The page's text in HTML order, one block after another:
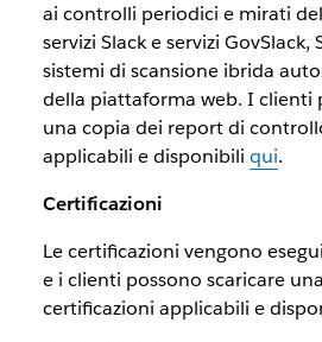
ai controlli periodici e mirati
servizi Slack e servizi GovSlack,
sistemi di scansione ibrida
della piattaforma web. I clienti
una copia dei report di
applicabili e disponibili qui.
Certificazioni
Le certificazioni vengono
e i clienti possono scaricare
certificazioni applicabili e